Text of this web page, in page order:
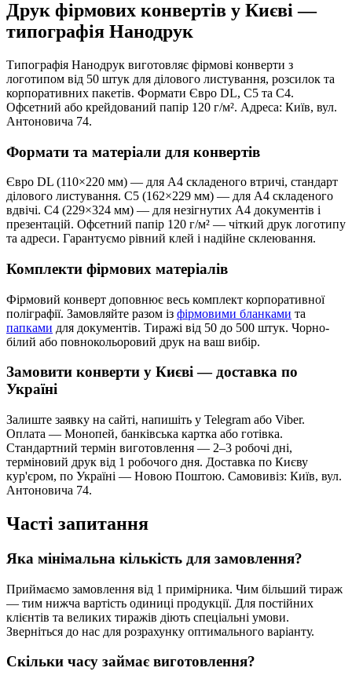
Друк фірмових конвертів у Києві —
типографія Нанодрук
Типографія Нанодрук виготовляє фірмові конверти з
логотипом від 50 штук для ділового листування, розсилок та
корпоративних пакетів. Формати Євро DL, C5 та C4.
Офсетний або крейдований папір 120 г/м². Адреса: Київ, вул.
Антоновича 74.
Формати та матеріали для конвертів
Євро DL (110×220 мм) — для A4 складеного втричі, стандарт
ділового листування. C5 (162×229 мм) — для A4 складеного
вдвічі. C4 (229×324 мм) — для незігнутих A4 документів і
презентацій. Офсетний папір 120 г/м² — чіткий друк логотипу
та адреси. Гарантуємо рівний клей і надійне склеювання.
Комплекти фірмових матеріалів
Фірмовий конверт доповнює весь комплект корпоративної
поліграфії. Замовляйте разом із фірмовими бланками та
папками для документів. Тиражі від 50 до 500 штук. Чорно-
білий або повнокольоровий друк на ваш вибір.
Замовити конверти у Києві — доставка по
Україні
Залиште заявку на сайті, напишіть у Telegram або Viber.
Оплата — Монопей, банківська картка або готівка.
Стандартний термін виготовлення — 2–3 робочі дні,
терміновий друк від 1 робочого дня. Доставка по Києву
кур'єром, по Україні — Новою Поштою. Самовивіз: Київ, вул.
Антоновича 74.
Часті запитання
Яка мінімальна кількість для замовлення?
Приймаємо замовлення від 1 примірника. Чим більший тираж
— тим нижча вартість одиниці продукції. Для постійних
клієнтів та великих тиражів діють спеціальні умови.
Зверніться до нас для розрахунку оптимального варіанту.
Скільки часу займає виготовлення?